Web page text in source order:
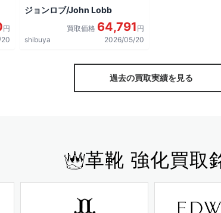
円
ジョンロブ/John Lobb
買取価格 64,791 円
shibuya
2026/05/20
過去の買取実績を見る
革靴 強化買取